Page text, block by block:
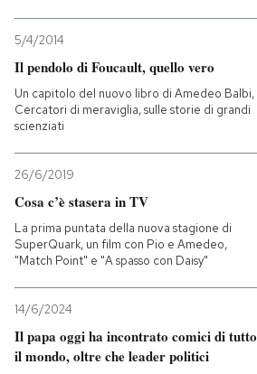
5/4/2014
Il pendolo di Foucault, quello vero
Un capitolo del nuovo libro di Amedeo Balbi,
Cercatori di meraviglia, sulle storie di grandi
scienziati
26/6/2019
Cosa c’è stasera in TV
La prima puntata della nuova stagione di
SuperQuark, un film con Pio e Amedeo,
"Match Point" e "A spasso con Daisy"
14/6/2024
Il papa oggi ha incontrato comici di tutto
il mondo, oltre che leader politici